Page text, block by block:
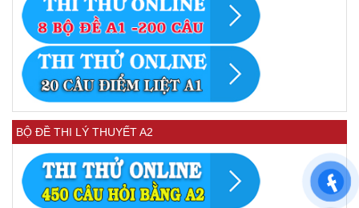
BỘ ĐỀ THI LÝ THUYẾT A2